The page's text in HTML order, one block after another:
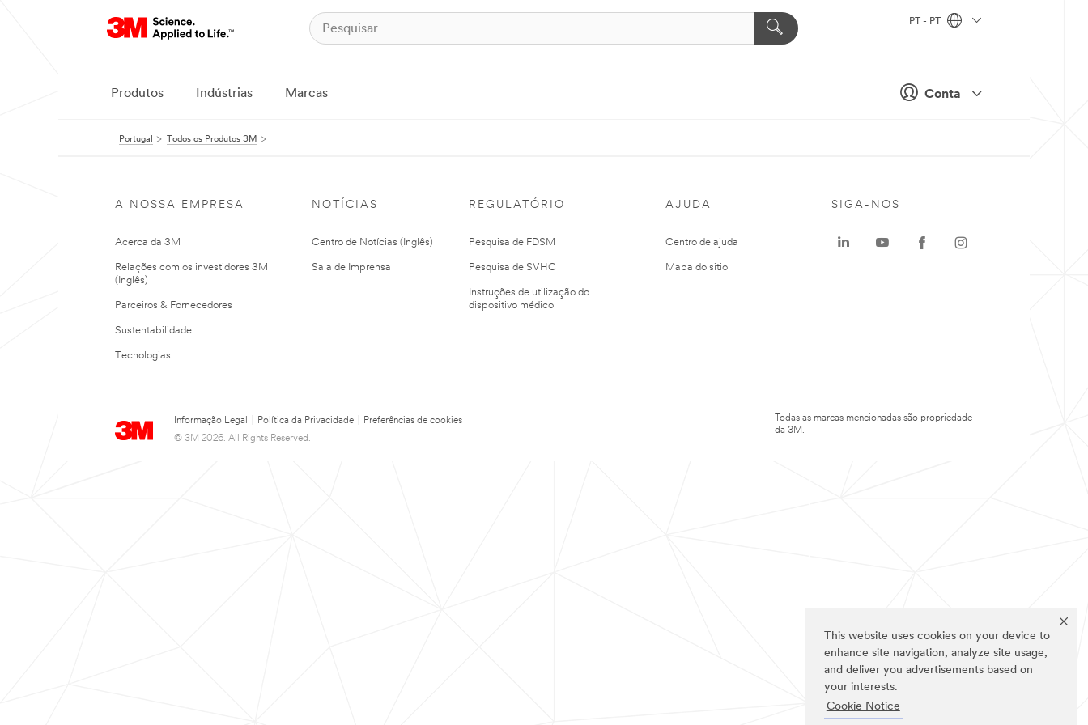
This website uses cookies on your device to
enhance site navigation, analyze site usage,
and deliver you advertisements based on
your interests.
Cookie Notice
Conta
PT - PT
Produtos Indústrias Marcas
Portugal Todos os Produtos 3M
A NOSSA EMPRESA
Acerca da 3M
Relações com os investidores 3M
(Inglês)
Parceiros & Fornecedores
Sustentabilidade
Tecnologias
NOTÍCIAS
Centro de Notícias (Inglês)
Sala de Imprensa
REGULATÓRIO
Pesquisa de FDSM
Pesquisa de SVHC
Instruções de utilização do
dispositivo médico
AJUDA
Centro de ajuda
Mapa do sitio
Informação Legal Política da Privacidade
Preferências de cookies
© 3M 2026. All Rights Reserved.
SIGA-NOS
Todas as marcas mencionadas são propriedade
da 3M.